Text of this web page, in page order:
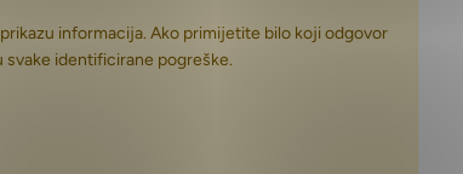
informacija. Ako primijetite bilo koji odgovor
svake identificirane pogreške.